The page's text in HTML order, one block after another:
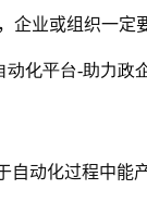
企业或组织一定
自动化过程中能